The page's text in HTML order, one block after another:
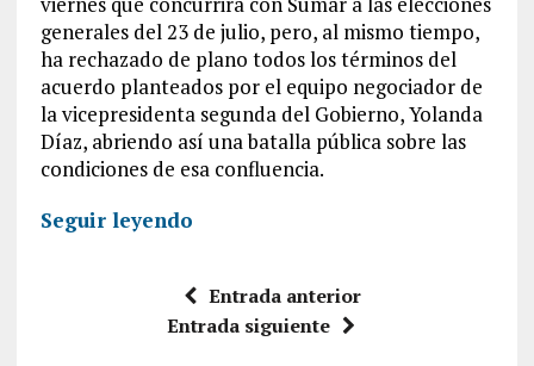
generales del 23 de julio, pero, al mismo tiempo,
ha rechazado de plano todos los términos del
acuerdo planteados por el equipo negociador de
la vicepresidenta segunda del Gobierno, Yolanda
Díaz, abriendo así una batalla pública sobre las
condiciones de esa confluencia.
Seguir leyendo
Entrada anterior
Entrada siguiente